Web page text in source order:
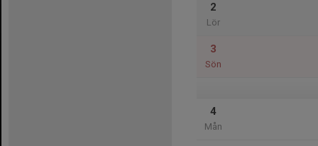
2
Lör
3
Sön
4
Mån